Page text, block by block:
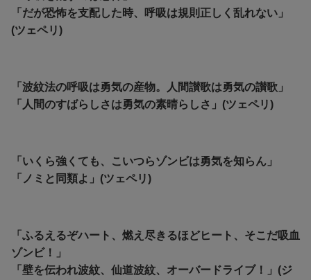
「だが恐怖を支配した時、呼吸は規則正しく乱れない」
(ツェペリ)
「波紋法の呼吸は勇気の産物。人間讃歌は勇気の讃歌」
「人間のすばらしさは勇気の素晴らしさ」(ツェペリ)
「いくら強くても、こいつらゾンビは勇気を知らん」
「 ノミと同類よ」(ツェペリ)
「ふるえるぞハート、燃え尽きるほどヒート、そこだ吸血
ゾンビ！」
「壁を伝われ波紋、仙道波紋、オーバードライブ！」(ジ